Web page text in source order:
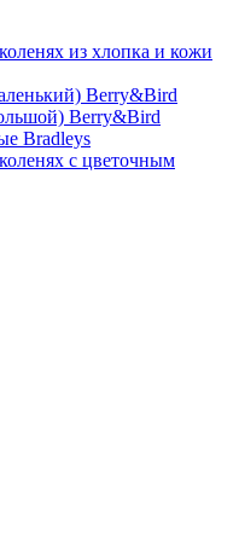
из хлопка и кожи
Berry&Bird
Berry&Bird
Bradleys
с цветочным